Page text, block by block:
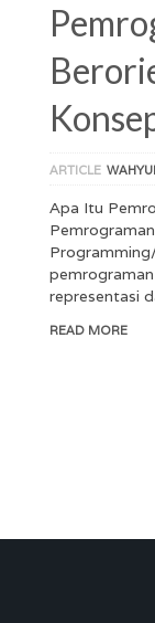
ARTICLE
Apa Itu
representasi
READ MORE